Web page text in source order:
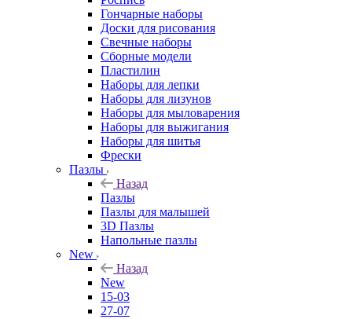
Гончарные наборы
Доски для рисования
Свечные наборы
Сборные модели
Пластилин
Наборы для лепки
Наборы для лизунов
Наборы для мыловарения
Наборы для выжигания
Наборы для шитья
Фрески
Пазлы
Назад
Пазлы
Пазлы для малышей
3D Пазлы
Напольные пазлы
New
Назад
New
15-03
27-07